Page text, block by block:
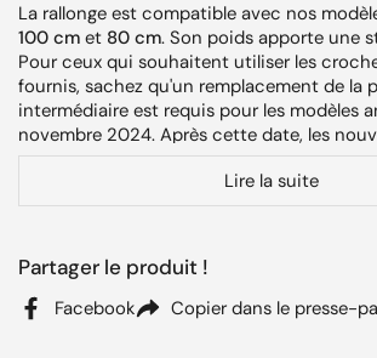
La rallonge est compatible avec nos
100 cm et 80 cm. Son poids apporte une
Pour ceux qui souhaitent utiliser les
fournis, sachez qu'un remplacement de la
intermédiaire est requis pour les modèles
novembre 2024. Après cette date, les
sont directement compatibles.
Ce qui est fourni avec
Base en acier corten résistante aux
extérieures.
Plaque intermédiaire supplémentaire
Lire la suite
Partager le produit !
Facebook Copier dans le presse-